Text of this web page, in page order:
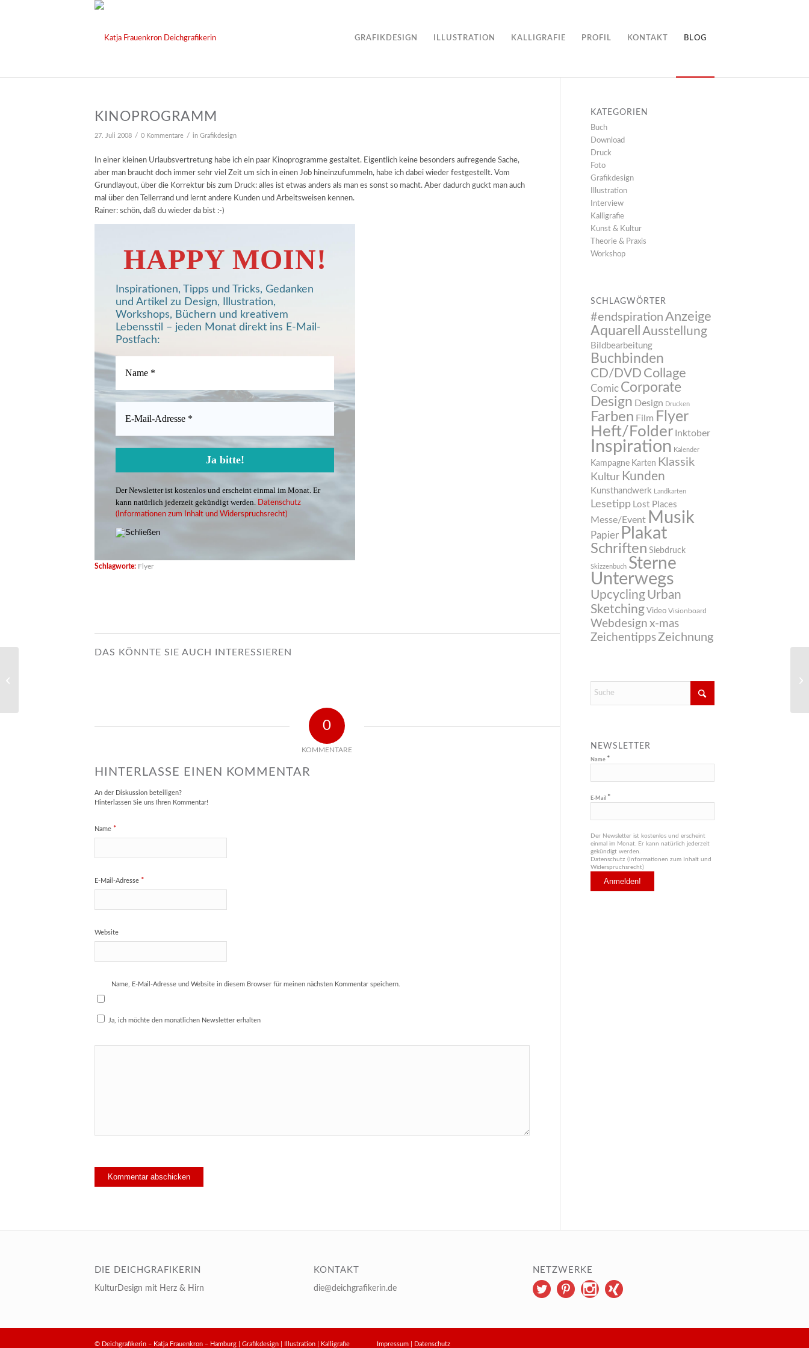
GRAFIKDESIGN ILLUSTRATION KALLIGRAFIE PROFIL KONTAKT BLOG
KINOPROGRAMM
27. Juli 2008 / 0 Kommentare / in Grafikdesign
In einer kleinen Urlaubsvertretung habe ich ein paar Kinoprogramme gestaltet. Eigentlich keine besonders aufregende Sache,
aber man braucht doch immer sehr viel Zeit um sich in einen Job hineinzufummeln, habe ich dabei wieder festgestellt. Vom
Grundlayout, über die Korrektur bis zum Druck: alles ist etwas anders als man es sonst so macht. Aber dadurch guckt man auch
mal über den Tellerrand und lernt andere Kunden und Arbeitsweisen kennen.
Rainer: schön, daß du wieder da bist :-)
HAPPY MOIN!
Inspirationen, Tipps und Tricks, Gedanken
und Artikel zu Design, Illustration,
Workshops, Büchern und kreativem
Lebensstil – jeden Monat direkt ins E-Mail-
Postfach:
Der Newsletter ist kostenlos und erscheint einmal im Monat. Er
kann natürlich jederzeit gekündigt werden.
Datenschutz
(Informationen zum Inhalt und Widerspruchsrecht)
Schlagworte: Flyer
DAS KÖNNTE SIE AUCH INTERESSIEREN
0
KOMMENTARE
HINTERLASSE EINEN KOMMENTAR
An der Diskussion beteiligen?
Hinterlassen Sie uns Ihren Kommentar!
Name *
E-Mail-Adresse *
Website
Name, E-Mail-Adresse und Website in diesem Browser für meinen nächsten Kommentar speichern.
Ja, ich möchte den monatlichen Newsletter erhalten
KATEGORIEN
Buch
Download
Druck
Foto
Grafikdesign
Illustration
Interview
Kalligrafie
Kunst & Kultur
Theorie & Praxis
Workshop
SCHLAGWÖRTER
#endspiration Anzeige
Aquarell
Ausstellung
Bildbearbeitung
Buchbinden
CD/DVD Collage
Comic Corporate
Design Design Drucken
Farben Film Flyer
Heft/Folder Inktober
Inspiration Kalender
Kampagne Karten Klassik
Kultur Kunden
Kunsthandwerk Landkarten
Lesetipp Lost Places
Messe/Event Musik
Papier Plakat
Schriften Siebdruck
Skizzenbuch Sterne
Unterwegs
Upcycling Urban
Sketching Video Visionboard
Webdesign x-mas
ZeichentippsZeichnung
NEWSLETTER
Name *
E-Mail *
Der Newsletter ist kostenlos und erscheint
einmal im Monat. Er kann natürlich jederzeit
gekündigt werden.
Datenschutz (Informationen zum Inhalt und
Widerspruchsrecht)
DIE DEICHGRAFIKERIN
KulturDesign mit Herz & Hirn
KONTAKT
die@deichgrafikerin.de
NETZWERKE
© Deichgrafikerin – Katja Frauenkron – Hamburg | Grafikdesign | Illustration | Kalligrafie Impressum Datenschutz